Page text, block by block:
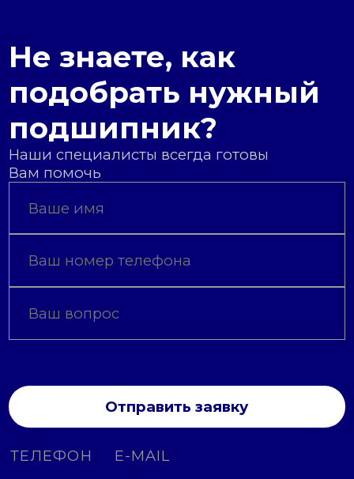
Не знаете, как
подобрать нужный
подшипник?
Наши специалисты всегда готовы
Вам помочь
Отправить заявку
ТЕЛЕФОН E-MAIL